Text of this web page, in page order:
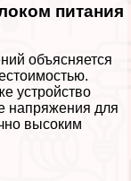
питания
объясняется
устройство
напряжения для
высоким